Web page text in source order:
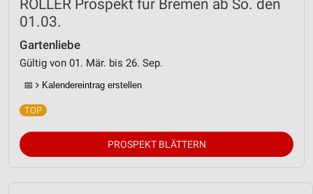
ROLLER Prospekt für Bremen ab So. den
01.03.
Gartenliebe
Gültig von 01. Mär. bis 26. Sep.
📅 Kalendereintrag erstellen
PROSPEKT BLÄTTERN
Nicht-IAB-Verarbeitungszwecke:
Performance